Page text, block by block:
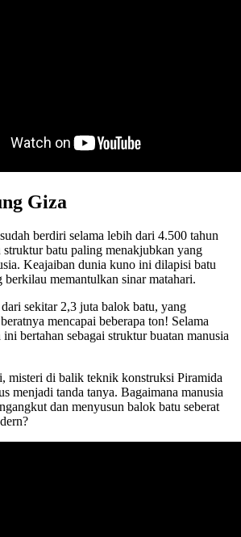
Giza
berdiri selama lebih dari 4.500 tahun
struktur batu paling menakjubkan yang
Keajaiban dunia kuno ini dilapisi batu
memantulkan sinar matahari.
sekitar 2,3 juta balok batu, yang
mencapai beberapa ton! Selama
bertahan sebagai struktur buatan manusia
misteri di balik teknik konstruksi Piramida
menjadi tanda tanya. Bagaimana manusia
dan menyusun balok batu seberat